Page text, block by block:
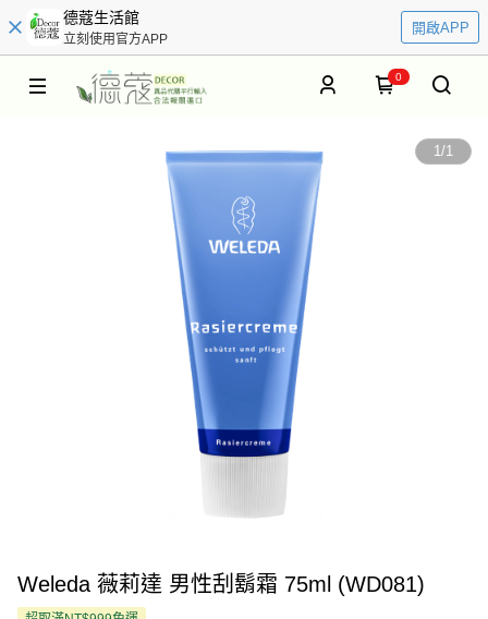
德蔻生活館
立刻使用官方APP
開啟APP
0
1/1
Weleda 薇莉達 男性刮鬍霜 75ml (WD081)